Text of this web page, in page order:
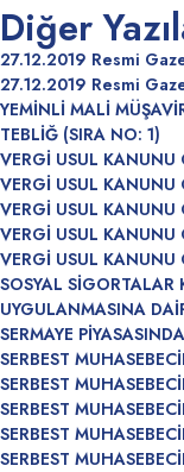
Diğer
27.12.2019 Resmi
27.12.2019 Resmi
YEMİNLİ MALİ
TEBLİĞ (SIRA NO: 1)
VERGİ USUL
VERGİ USUL
VERGİ USUL KANUNU
VERGİ USUL
VERGİ USUL
SOSYAL SİGORTALAR
UYGULANMASINA
SERMAYE
SERBEST
SERBEST
SERBEST
SERBEST
SERBEST